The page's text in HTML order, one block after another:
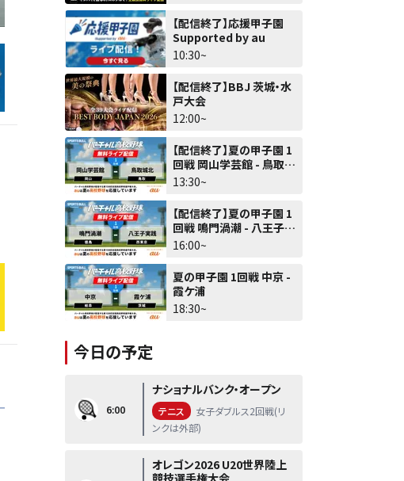
【配信終了】応援甲子園
Supported by au
10:30~
【配信終了】BBJ 茨城・水
戸大会
12:00~
【配信終了】夏の甲子園 1
回戦 岡山学芸館 - 鳥取城
北
13:30~
【配信終了】夏の甲子園 1
回戦 鳴門渦潮 - 八王子実
践
16:00~
夏の甲子園 1回戦 中京 -
霞ケ浦
18:30~
今日の予定
6:00
ナショナルバンク・オープン
テニス
女子ダブルス2回戦(リ
ンクは外部)
オレゴン2026 U20世界陸上